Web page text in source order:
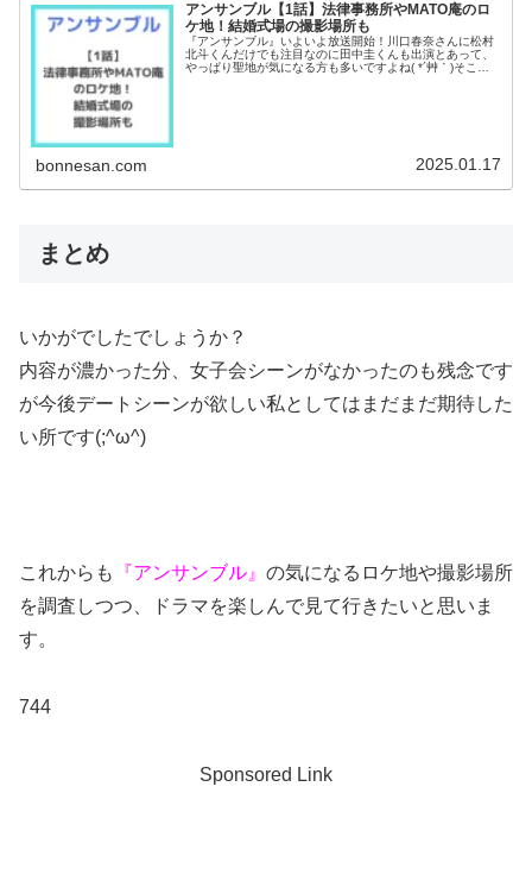
アンサンブル【1話】法律事務所やMATO庵のロ
ケ地！結婚式場の撮影場所も
『アンサンブル』いよいよ放送開始！川口春奈さんに松村
北斗くんだけでも注目なのに田中圭くんも出演とあって、
やっぱり聖地が気になる方も多いですよね( *´艸｀)そこで
bonnesan.com 2025.01.17
まとめ
いかがでしたでしょうか？
内容が濃かった分、女子会シーンがなかったのも残念です
が今後デートシーンが欲しい私としてはまだまだ期待した
い所です(;^ω^)
これからも 『アンサンブル』 の気になるロケ地や撮影場所
を調査しつつ、ドラマを楽しんで見て行きたいと思いま
す。
744
Sponsored Link